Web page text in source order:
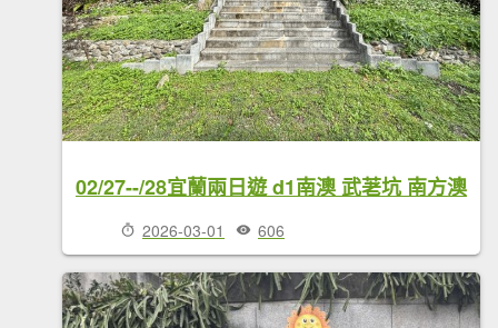
02/27--/28宜蘭兩日遊 d1南澳 武荖坑 南方澳
2026-03-01 606